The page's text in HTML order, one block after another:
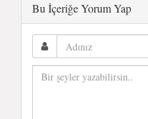
Bu İçeriğe Yorum Yap